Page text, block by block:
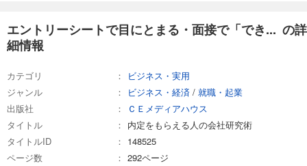
エントリーシートで目にとまる・面接で「でき... の詳
細情報
カテゴリ
ビジネス・実用
ジャンル
ビジネス・経済 / 就職・起業
出版社
ＣＥメディアハウス
タイトル
内定をもらえる人の会社研究術
タイトルID
148525
ページ数
292ページ